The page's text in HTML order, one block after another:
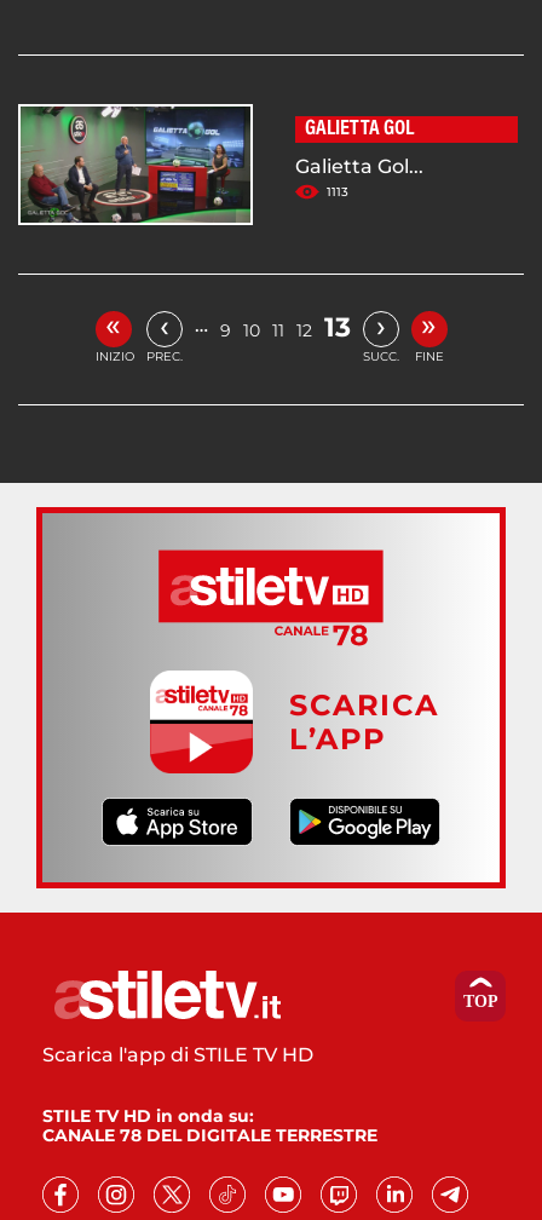
GALIETTA GOL
Galietta Gol...
1113
«
INIZIO
‹
PREC.
… 9 10 11 12 13 ›
SUCC.
»
FINE
SCARICA
L’APP
Scarica l'app di STILE TV HD
STILE TV HD in onda su:
CANALE 78 DEL DIGITALE TERRESTRE